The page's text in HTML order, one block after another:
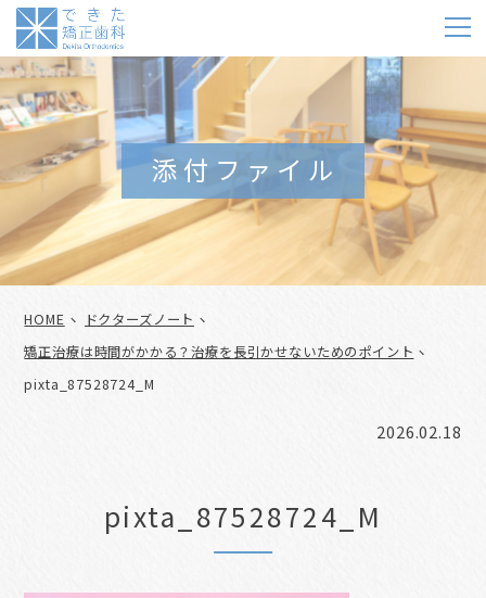
添付ファイル
HOME
ドクターズノート
矯正治療は時間がかかる？治療を長引かせないためのポイント
pixta_87528724_M
2026.02.18
pixta_87528724_M